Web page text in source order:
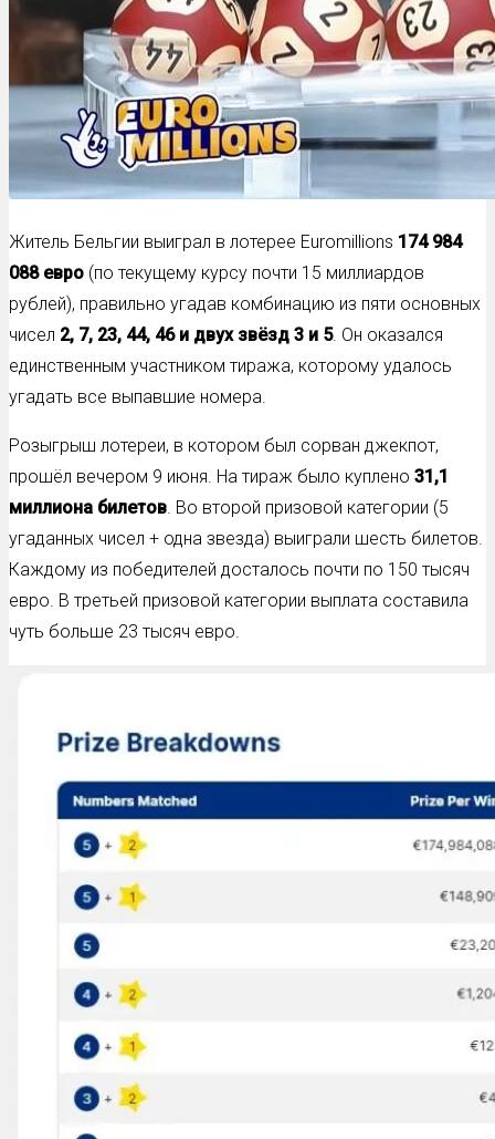
Житель Бельгии выиграл в лотерее Euromillions 174 984
088 евро (по текущему курсу почти 15 миллиардов
рублей), правильно угадав комбинацию из пяти основных
чисел 2, 7, 23, 44, 46 и двух звёзд 3 и 5. Он оказался
единственным участником тиража, которому удалось
угадать все выпавшие номера.
Розыгрыш лотереи, в котором был сорван джекпот,
прошёл вечером 9 июня. На тираж было куплено 31,1
миллиона билетов. Во второй призовой категории (5
угаданных чисел + одна звезда) выиграли шесть билетов.
Каждому из победителей досталось почти по 150 тысяч
евро. В третьей призовой категории выплата составила
чуть больше 23 тысяч евро.